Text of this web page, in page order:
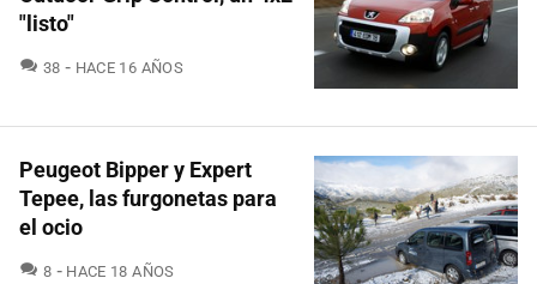
"listo"
38 COMENTARIOS
HACE 16 AÑOS
Peugeot Bipper y Expert
Tepee, las furgonetas para
el ocio
8 COMENTARIOS
HACE 18 AÑOS